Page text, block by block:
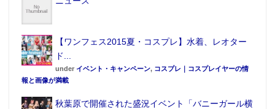
【ワンフェス2015夏・コスプレ】水着、レオター
ド...
under イベント・キャンペーン, コスプレ｜コスプレイヤーの情
報と画像が満載
秋葉原で開催された盛況イベント「バニーガール横